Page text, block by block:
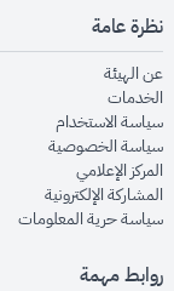
نظرة عامة
عن الهيئةnew window
الخدماتnew window
سياسة الاستخدام
سياسة الخصوصية
المركز الإعلاميwindow
المشاركة الإلكترونية
سياسة حرية المعلومات
روابط مهمة